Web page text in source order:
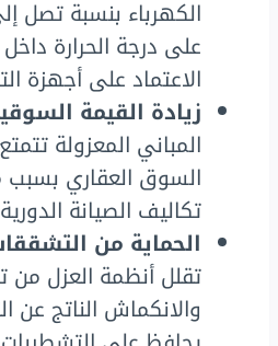
على درجة الحرارة
الاعتماد على أجهزة
زيادة القيمة
المباني المعزولة
السوق العقاري بسبب
تكاليف الصيانة
الحماية من
تقلل أنظمة العزل من
والانكماش الناتج عن